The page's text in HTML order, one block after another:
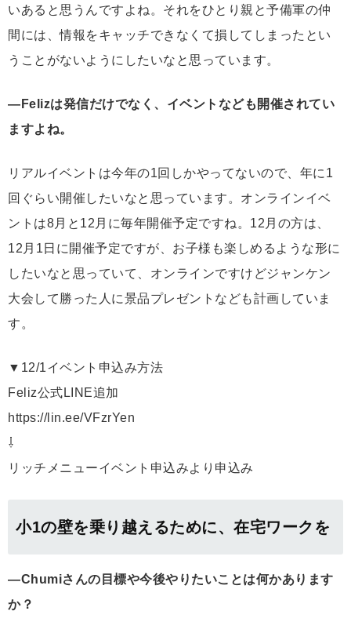
いあると思うんですよね。それをひとり親と予備軍の仲
間には、情報をキャッチできなくて損してしまったとい
うことがないようにしたいなと思っています。
―Felizは発信だけでなく、イベントなども開催されてい
ますよね。
リアルイベントは今年の1回しかやってないので、年に1
回ぐらい開催したいなと思っています。オンラインイベ
ントは8月と12月に毎年開催予定ですね。12月の方は、
12月1日に開催予定ですが、お子様も楽しめるような形に
したいなと思っていて、オンラインですけどジャンケン
大会して勝った人に景品プレゼントなども計画していま
す。
▼12/1イベント申込み方法
Feliz公式LINE追加
https://lin.ee/VFzrYen
⇩
リッチメニューイベント申込みより申込み
小1の壁を乗り越えるために、在宅ワークを
―Chumiさんの目標や今後やりたいことは何かあります
か？